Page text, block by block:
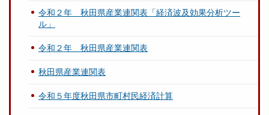
令和２年 秋田県産業連関表「経済波及効果分析ツー
ル」
令和２年 秋田県産業連関表
秋田県産業連関表
令和５年度秋田県市町村民経済計算